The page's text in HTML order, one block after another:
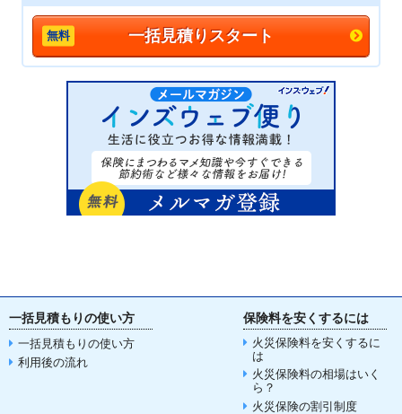
一括見積りスタート
一括見積もりの使い方
一括見積もりの使い方
利用後の流れ
保険料を安くするには
火災保険料を安くするに
は
火災保険料の相場はいく
ら？
火災保険の割引制度